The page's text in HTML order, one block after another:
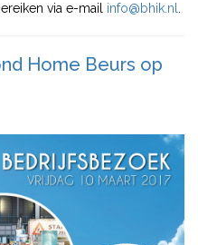
via e-mail info@bhik.nl
Home Beurs op